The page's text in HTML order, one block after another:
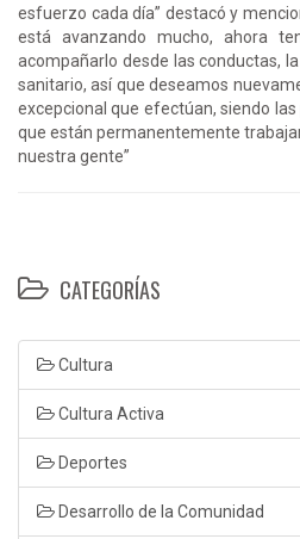
esfuerzo cada día” destacó y
está avanzando mucho, ahora
acompañarlo desde las conductas,
sanitario, así que deseamos
excepcional que efectúan, siendo
que están permanentemente
nuestra gente”
CATEGORÍAS
Cultura
Cultura Activa
Deportes
Desarrollo de la Comunidad